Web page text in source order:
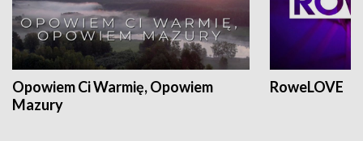
Opowiem Ci Warmię, Opowiem
Mazury
RoweLOVE